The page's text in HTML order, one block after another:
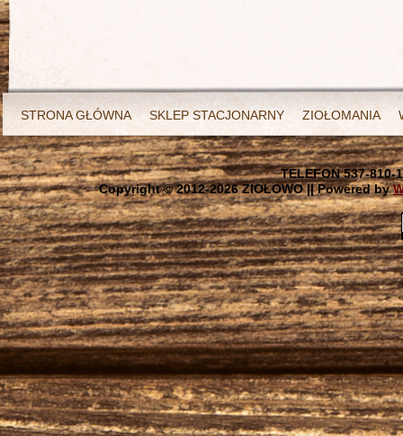
STRONA GŁÓWNA SKLEP STACJONARNY ZIOŁOMANIA
TELEFON 537-810-
Copyright © 2012-2026 ZIOŁOWO || Powered by